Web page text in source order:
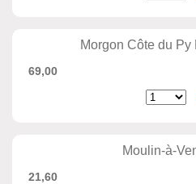
Morgon Côte du Py
69,00
Moulin-à-
21,60